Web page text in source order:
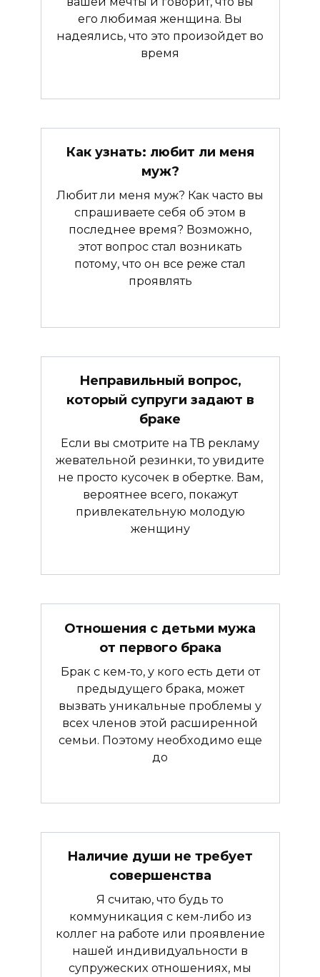
его любимая женщина. Вы
надеялись, что это произойдет во
время
Как узнать: любит ли меня
муж?
Любит ли меня муж? Как часто вы
спрашиваете себя об этом в
последнее время? Возможно,
этот вопрос стал возникать
потому, что он все реже стал
проявлять
Неправильный вопрос,
который супруги задают в
браке
Если вы смотрите на ТВ рекламу
жевательной резинки, то увидите
не просто кусочек в обертке. Вам,
вероятнее всего, покажут
привлекательную молодую
женщину
Отношения с детьми мужа
от первого брака
Брак с кем-то, у кого есть дети от
предыдущего брака, может
вызвать уникальные проблемы у
всех членов этой расширенной
семьи. Поэтому необходимо еще
до
Наличие души не требует
совершенства
Я считаю, что будь то
коммуникация с кем-либо из
коллег на работе или проявление
нашей индивидуальности в
супружеских отношениях, мы